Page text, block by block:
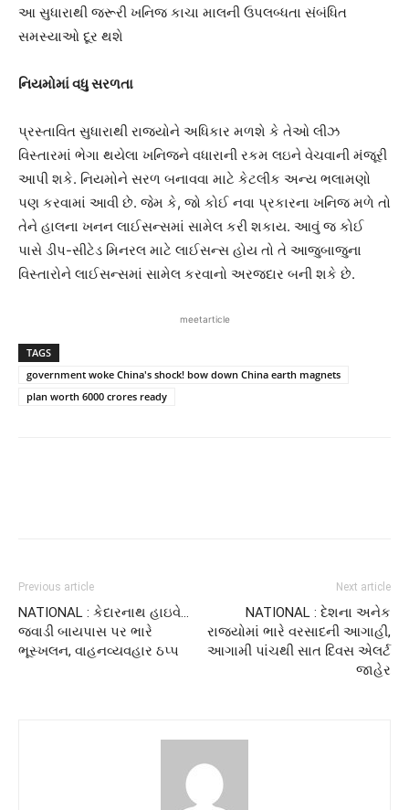
આ સુધારાથી જરૂરી ખનિજ કાચા માલની ઉપલબ્ધતા સંબંધિત
સમસ્યાઓ દૂર થશે
નિયમોમાં વધુ સરળતા
પ્રસ્તાવિત સુધારાથી રાજ્યોને અધિકાર મળશે કે તેઓ લીઝ
વિસ્તારમાં ભેગા થયેલા ખનિજને વધારાની રકમ લઇને વેચવાની મંજૂરી
આપી શકે. નિયમોને સરળ બનાવવા માટે કેટલીક અન્ય ભલામણો
પણ કરવામાં આવી છે. જેમ કે, જો કોઈ નવા પ્રકારના ખનિજ મળે તો
તેને હાલના ખનન લાઈસન્સમાં સામેલ કરી શકાય. આવું જ કોઈ
પાસે ડીપ-સીટેડ મિનરલ માટે લાઈસન્સ હોય તો તે આજુબાજુના
વિસ્તારોને લાઈસન્સમાં સામેલ કરવાનો અરજદાર બની શકે છે.
meetarticle
TAGS
government woke China's shock! bow down China earth magnets
plan worth 6000 crores ready
Previous article
NATIONAL : કેદારનાથ હાઇવે…
જવાડી બાયપાસ પર ભારે
ભૂસ્ખલન, વાહનવ્યવહાર ઠપ્પ
Next article
NATIONAL : દેશના અનેક
રાજ્યોમાં ભારે વરસાદની આગાહી,
આગામી પાંચથી સાત દિવસ એલર્ટ
જાહેર